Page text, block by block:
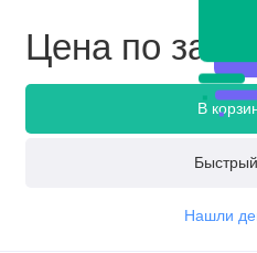
Цена по
В
Нашли